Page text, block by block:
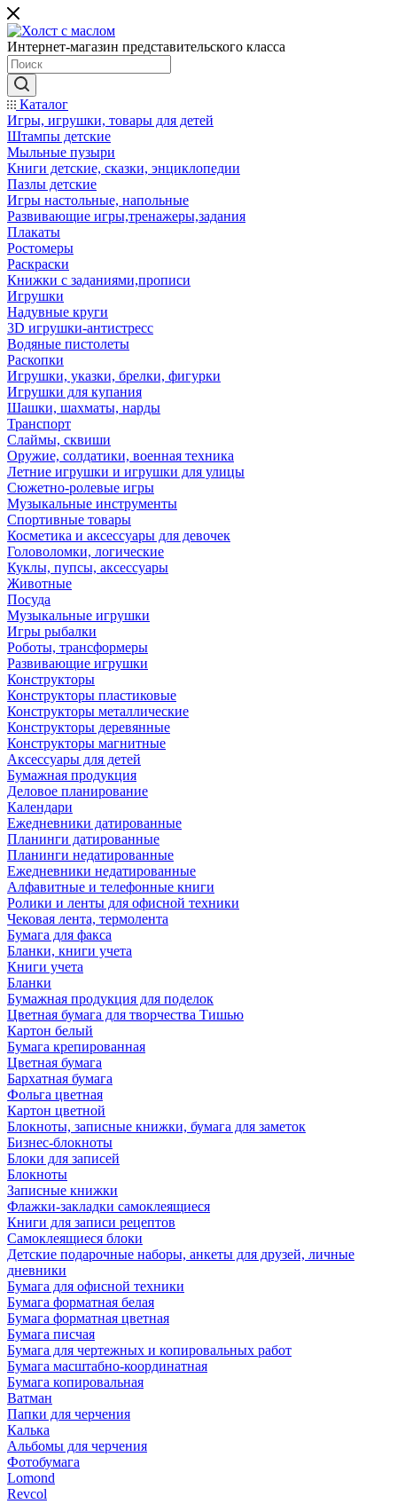
Интернет-магазин представительского класса
Каталог
Игры, игрушки, товары для детей
Штампы детские
Мыльные пузыри
Книги детские, сказки, энциклопедии
Пазлы детские
Игры настольные, напольные
Развивающие игры,тренажеры,задания
Плакаты
Ростомеры
Раскраски
Книжки с заданиями,прописи
Игрушки
Надувные круги
3D игрушки-антистресс
Водяные пистолеты
Раскопки
Игрушки, указки, брелки, фигурки
Игрушки для купания
Шашки, шахматы, нарды
Транспорт
Слаймы, сквиши
Оружие, солдатики, военная техника
Летние игрушки и игрушки для улицы
Сюжетно-ролевые игры
Музыкальные инструменты
Спортивные товары
Косметика и аксессуары для девочек
Головоломки, логические
Куклы, пупсы, аксессуары
Животные
Посуда
Музыкальные игрушки
Игры рыбалки
Роботы, трансформеры
Развивающие игрушки
Конструкторы
Конструкторы пластиковые
Конструкторы металлические
Конструкторы деревянные
Конструкторы магнитные
Аксессуары для детей
Бумажная продукция
Деловое планирование
Календари
Ежедневники датированные
Планинги датированные
Планинги недатированные
Ежедневники недатированные
Алфавитные и телефонные книги
Ролики и ленты для офисной техники
Чековая лента, термолента
Бумага для факса
Бланки, книги учета
Книги учета
Бланки
Бумажная продукция для поделок
Цветная бумага для творчества Тишью
Картон белый
Бумага крепированная
Цветная бумага
Бархатная бумага
Фольга цветная
Картон цветной
Блокноты, записные книжки, бумага для заметок
Бизнес-блокноты
Блоки для записей
Блокноты
Записные книжки
Флажки-закладки самоклеящиеся
Книги для записи рецептов
Самоклеящиеся блоки
Детские подарочные наборы, анкеты для друзей, личные
дневники
Бумага для офисной техники
Бумага форматная белая
Бумага форматная цветная
Бумага писчая
Бумага для чертежных и копировальных работ
Бумага масштабно-координатная
Бумага копировальная
Ватман
Папки для черчения
Калька
Альбомы для черчения
Фотобумага
Lomond
Revcol